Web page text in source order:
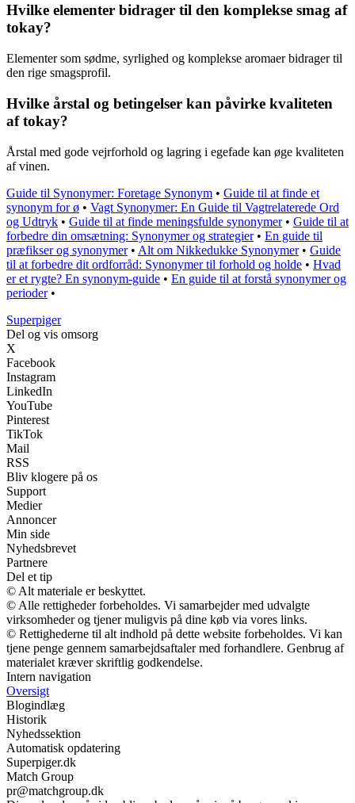
Hvilke elementer bidrager til den komplekse smag af
tokay?
Elementer som sødme, syrlighed og komplekse aromaer bidrager til
den rige smagsprofil.
Hvilke årstal og betingelser kan påvirke kvaliteten
af tokay?
Årstal med gode vejrforhold og lagring i egefade kan øge kvaliteten
af vinen.
Guide til Synonymer: Foretage Synonym • Guide til at finde et
synonym for ø • Vagt Synonymer: En Guide til Vagtrelaterede Ord
og Udtryk • Guide til at finde meningsfulde synonymer• Guide til at
forbedre din omsætning: Synonymer og strategier• En guide til
præfikser og synonymer• Alt om Nikkedukke Synonymer• Guide
til at forbedre dit ordforråd: Synonymer til forhold og holde • Hvad
er et rygte? En synonym-guide • En guide til at forstå synonymer og
perioder•
Superpiger
Del og vis omsorg
X
Facebook
Instagram
LinkedIn
YouTube
Pinterest
TikTok
Mail
RSS
Bliv klogere på os
Support
Medier
Annoncer
Min side
Nyhedsbrevet
Partnere
Del et tip
© Alt materiale er beskyttet.
© Alle rettigheder forbeholdes. Vi samarbejder med udvalgte
virksomheder og tjener muligvis på dine køb via vores links.
© Rettighederne til alt indhold på dette website forbeholdes. Vi kan
tjene penge gennem samarbejdsaftaler med forhandlere. Genbrug af
materialet kræver skriftlig godkendelse.
Intern navigation
Oversigt
Blogindlæg
Historik
Nyhedssektion
Automatisk opdatering
Superpiger.dk
Match Group
pr@matchgroup.dk